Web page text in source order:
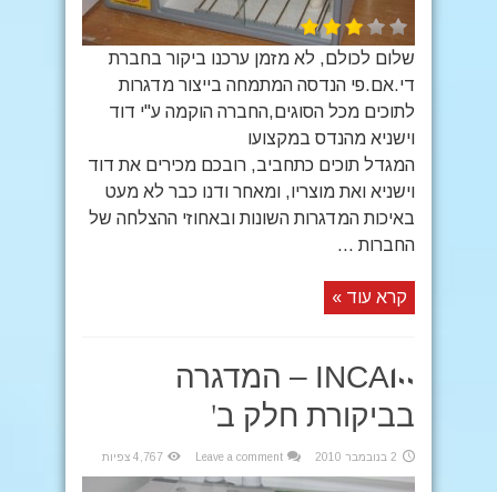
שלום לכולם, לא מזמן ערכנו ביקור בחברת
די.אם.פי הנדסה המתמחה בייצור מדגרות
לתוכים מכל הסוגים,החברה הוקמה ע"י דוד
וישניא מהנדס במקצועו
המגדל תוכים כתחביב, רובכם מכירים את דוד
וישניא ואת מוצריו, ומאחר ודנו כבר לא מעט
באיכות המדגרות השונות ובאחוזי ההצלחה של
החברות ...
קרא עוד »
INCA100 – המדגרה
בביקורת חלק ב'
2 בנובמבר 2010 Leave a comment 4,767 צפיות